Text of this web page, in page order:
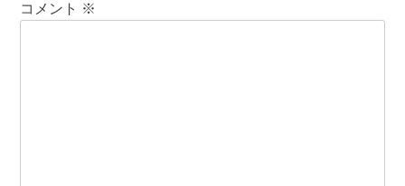
コメント ※